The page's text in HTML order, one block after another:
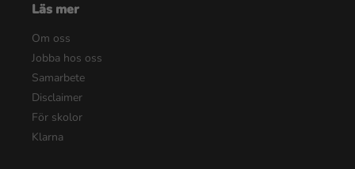
Läs mer
Om oss
Jobba hos oss
Samarbete
Disclaimer
För skolor
Klarna